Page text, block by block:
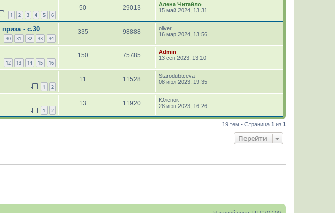
1 2 3 4 5 6
50 29013
Алена Читайло
15 май 2024, 13:31
- с.30
30 31 32 33 34
335 98888
oliver
16 мар 2024, 13:56
12 13 14 15 16
150 75785
Admin
13 сен 2023, 13:10
1 2
11 11528
Starodubtceva
08 июл 2023, 19:35
1 2
13 11920
Юленок
28 июн 2023, 16:26
19 тем • Страница 1 из 1
Перейти